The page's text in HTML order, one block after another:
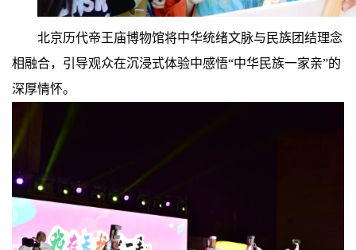
北京历代帝王庙博物馆将中华统绪文脉与民族团结理念
相融合，引导观众在沉浸式体验中感悟“中华民族一家亲”的
深厚情怀。